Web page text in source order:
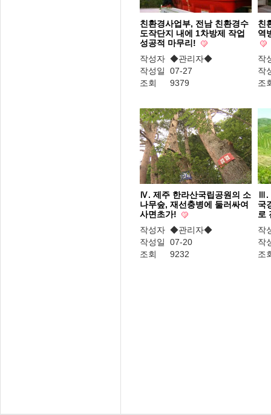
친환경사업부, 전남 친환경수
도작단지 내에 1차방제 작업
성공적 마무리!
작성자 ◆관리자◆
작성일
07-27
조회
9379
친
역
작
작
조
Ⅳ. 제주 한라산국립공원의 소
나무숲, 재선충병에 둘러싸여
사면초가!
작성자 ◆관리자◆
작성일
07-20
조회
9232
Ⅲ.
국
로
작
작
조